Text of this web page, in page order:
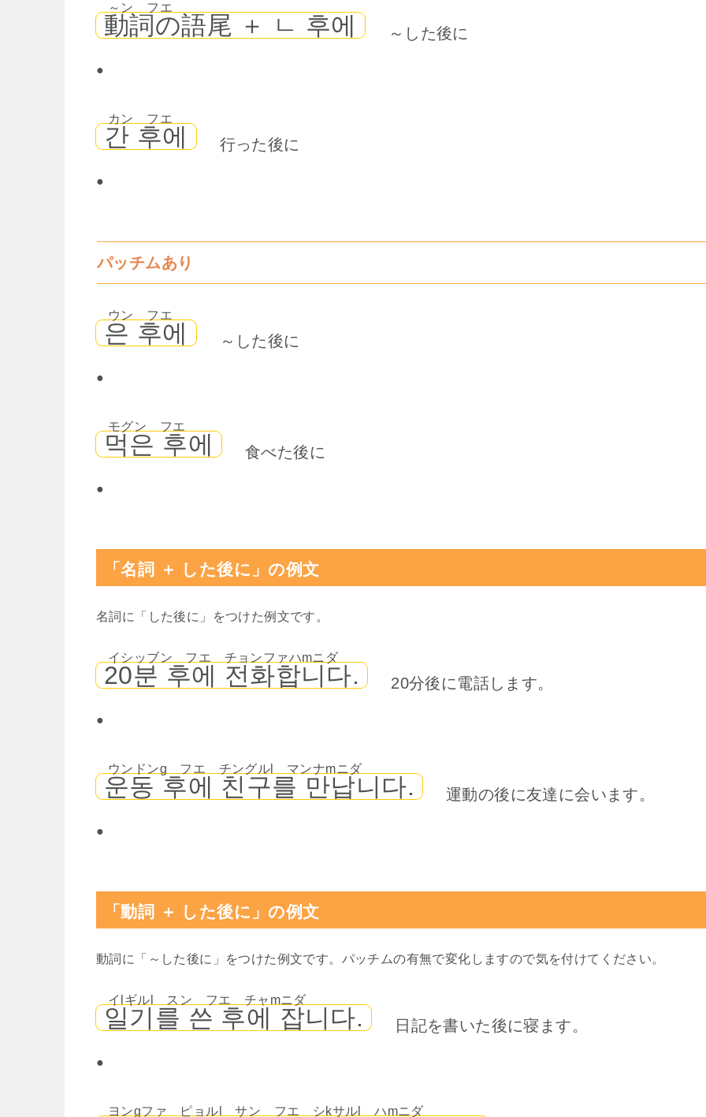
～ン フエ
動詞の語尾 ＋ ㄴ 후에 ～した後に
●
カン フエ
간 후에 行った後に
●
パッチムあり
ウン フエ
은 후에 ～した後に
●
モグン フエ
먹은 후에 食べた後に
●
「名詞 ＋ した後に」の例文
名詞に「した後に」をつけた例文です。
イシッブン フエ チョンファハmニダ
20분 후에 전화합니다. 20分後に電話します。
●
ウンドンg フエ チングルl マンナmニダ
운동 후에 친구를 만납니다. 運動の後に友達に会います。
●
「動詞 ＋ した後に」の例文
動詞に「～した後に」をつけた例文です。パッチムの有無で変化しますので気を付けてください。
イlギルl スン フエ チャmニダ
일기를 쓴 후에 잡니다. 日記を書いた後に寝ます。
●
ヨンgファ ピョルl サン フエ シkサルl ハmニダ